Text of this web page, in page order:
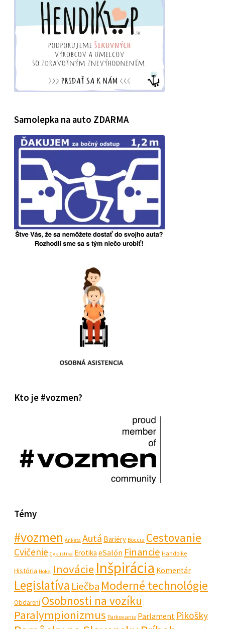
Samolepka na auto ZDARMA
Kto je #vozmen?
Témy
#vozmen Anketa Autá Bariéry Boccia Cestovanie
Cvičenie Cyklistika Erotika eSalón Financie Handbike
História Hokej Inovácie Inšpirácia Komentár
Legislatíva Liečba Moderné technológie
Obdarení Osobnosti na vozíku
Paralympionizmus Parkovanie Parlament Pikošky